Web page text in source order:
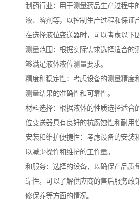
制药行业：用于测量药品生产过程中
液、溶剂等，以控制生产过程和保证
在选择液位变送器时，可以考虑以下
测量范围：根据实际需求选择适合的
够满足液体液位测量要求。
精度和稳定性：考虑设备的测量精度
测量结果的准确性和可靠性。
材料选择：根据液体的性质选择适合
位变送器具有良好的抗腐蚀性和耐用性
安装和维护便捷性：考虑设备的安装
以减少操作和维护的工作量。
和服务：选择的设备，以确保产品质
靠性。可以了解供应商的售后服务政
修保养等方面的情况。